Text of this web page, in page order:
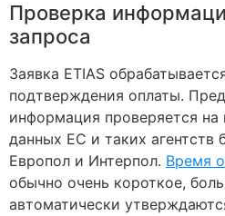
Проверка
запроса
Заявка ETIAS
подтверждения оплаты.
информация проверяется
данных ЕС и таких агентств
Европол и Интерпол. Время
обычно очень короткое,
автоматически